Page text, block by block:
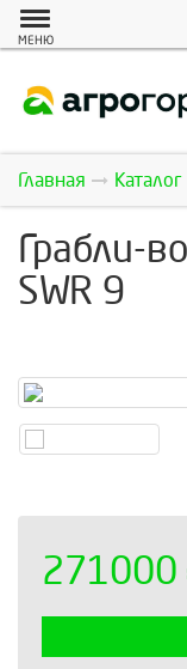
МЕНЮ
Главная Каталог
Грабли-
SWR 9
271000